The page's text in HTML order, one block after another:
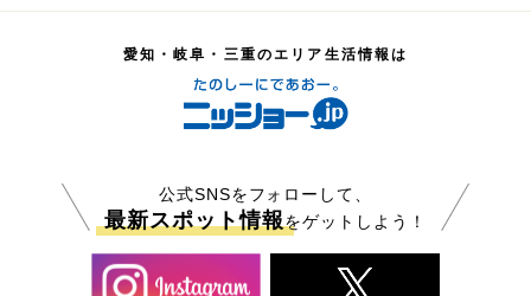
愛知・岐阜・三重のエリア生活情報は
公式SNSをフォローして、
最新スポット情報をゲットしよう！